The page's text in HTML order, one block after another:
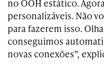
no OOH estático.
personalizáveis. Não
para fazerem isso.
conseguimos
novas conexões”,